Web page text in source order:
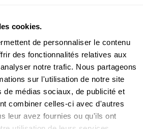
cookies.
de personnaliser le contenu
des fonctionnalités relatives aux
notre trafic. Nous partageons
sur l'utilisation de notre site
de médias sociaux, de publicité et
combiner celles-ci avec d'autres
leur avez fournies ou qu'ils ont
,LCSB,LIH,